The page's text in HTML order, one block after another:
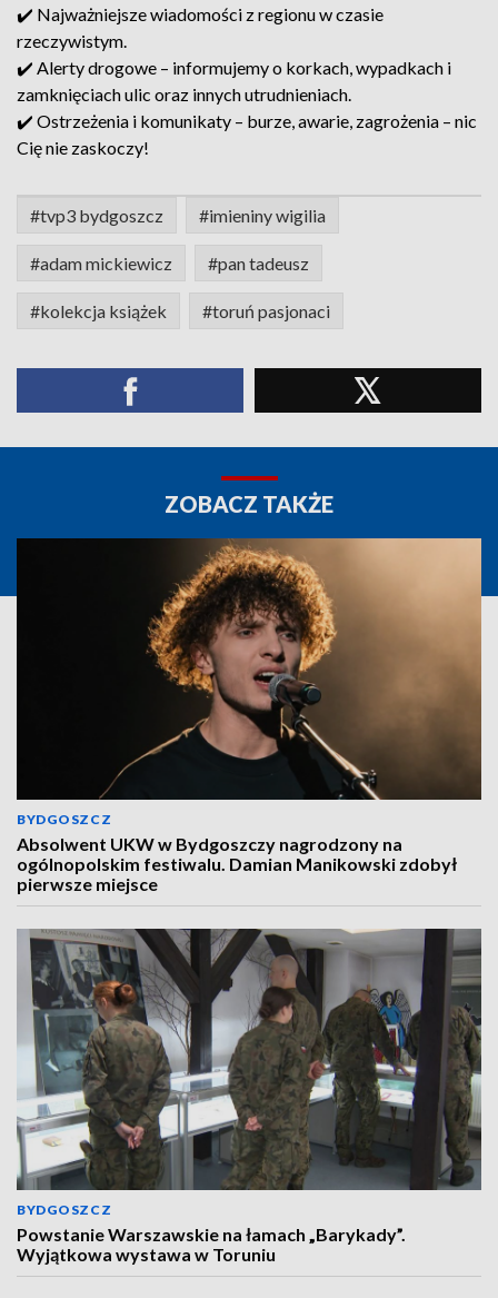
✔️ Najważniejsze wiadomości z regionu w czasie
rzeczywistym.
✔️ Alerty drogowe – informujemy o korkach, wypadkach i
zamknięciach ulic oraz innych utrudnieniach.
✔️ Ostrzeżenia i komunikaty – burze, awarie, zagrożenia – nic
Cię nie zaskoczy!
#tvp3 bydgoszcz #imieniny wigilia
#adam mickiewicz #pan tadeusz
#kolekcja książek #toruń pasjonaci
ZOBACZ TAKŻE
BYDGOSZCZ
Absolwent UKW w Bydgoszczy nagrodzony na
ogólnopolskim festiwalu. Damian Manikowski zdobył
pierwsze miejsce
BYDGOSZCZ
Powstanie Warszawskie na łamach „Barykady”.
Wyjątkowa wystawa w Toruniu